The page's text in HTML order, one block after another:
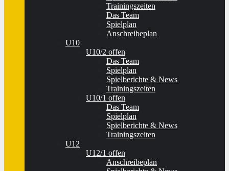
Trainingszeiten
Das Team
Spielplan
Anschreibeplan
U10
U10/2 offen
Das Team
Spielplan
Spielberichte & News
Trainingszeiten
U10/1 offen
Das Team
Spielplan
Spielberichte & News
Trainingszeiten
U12
U12/1 offen
Anschreibeplan